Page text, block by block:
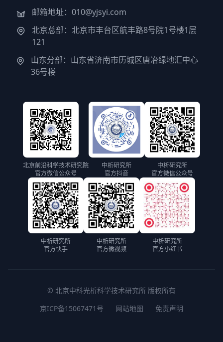
邮箱地址：010@yjsyi.com
北京总部：北京市丰台区航丰路8号院1号楼1层
121
山东分部：山东省济南市历城区唐冶绿地汇中心
36号楼
北京前沿科学技术研究院
官方微信公众号
中析研究所
官方抖音
中析研究所
官方微信公众号
中析研究所
官方快手
中析研究所
官方微视频
中析研究所
官方小红书
© 北京中科光析科学技术研究所 版权所有
京ICP备15067471号
网站地图 免责声明